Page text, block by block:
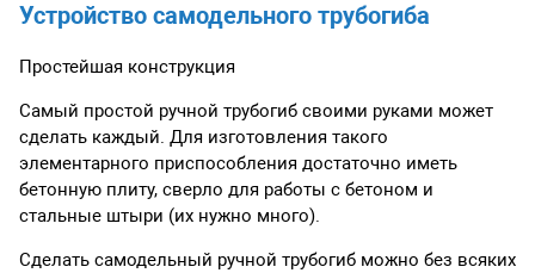
Устройство самодельного трубогиба
Простейшая конструкция
Самый простой ручной трубогиб своими руками может
сделать каждый. Для изготовления такого
элементарного приспособления достаточно иметь
бетонную плиту, сверло для работы с бетоном и
стальные штыри (их нужно много).
Сделать самодельный ручной трубогиб можно без всяких